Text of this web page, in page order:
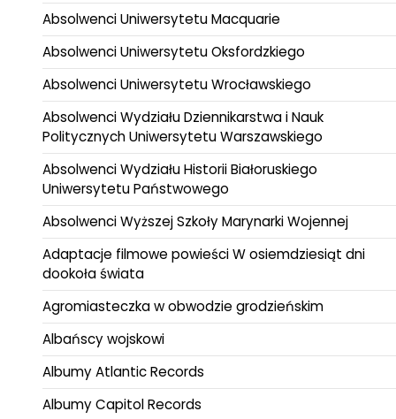
Absolwenci Uniwersytetu Macquarie
Absolwenci Uniwersytetu Oksfordzkiego
Absolwenci Uniwersytetu Wrocławskiego
Absolwenci Wydziału Dziennikarstwa i Nauk
Politycznych Uniwersytetu Warszawskiego
Absolwenci Wydziału Historii Białoruskiego
Uniwersytetu Państwowego
Absolwenci Wyższej Szkoły Marynarki Wojennej
Adaptacje filmowe powieści W osiemdziesiąt dni
dookoła świata
Agromiasteczka w obwodzie grodzieńskim
Albańscy wojskowi
Albumy Atlantic Records
Albumy Capitol Records